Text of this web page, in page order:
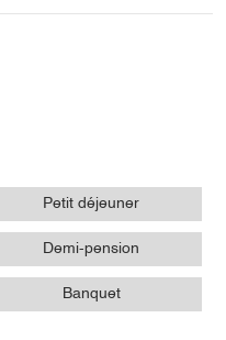
Petit déjeuner
Demi-pension
Banquet